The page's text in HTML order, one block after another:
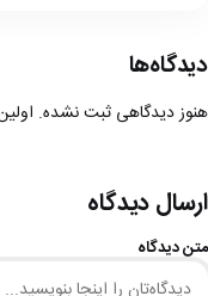
دیدگاه‌ها
هنوز دیدگاهی ثبت نشده.
ارسال دیدگاه
متن دیدگاه